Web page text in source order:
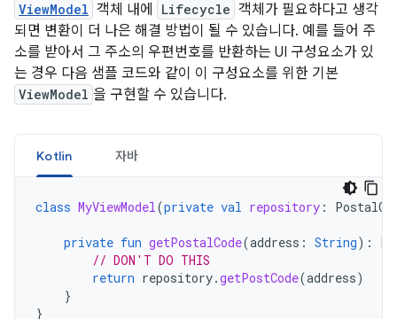
ViewModel 객체 내에 Lifecycle 객체가 필요하다고 생각
되면 변환이 더 나은 해결 방법이 될 수 있습니다. 예를 들어 주
소를 받아서 그 주소의 우편번호를 반환하는 UI 구성요소가 있
는 경우 다음 샘플 코드와 같이 이 구성요소를 위한 기본
ViewModel 을 구현할 수 있습니다.
Kotlin 자바
class MyViewModel(private val repository :
private fun getPostalCode(address : String):
// DON'T DO THIS
return repository.getPostCode(address)
}
}